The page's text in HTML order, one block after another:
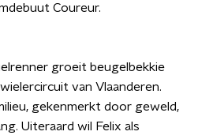
Coureur.
groeit beugelbekkie
van Vlaanderen.
gekenmerkt door geweld,
Uiteraard wil Felix als